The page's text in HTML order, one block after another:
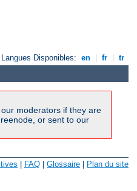
Langues Disponibles: en fr tr
moderators if they are
or sent to our
FAQ Glossaire Plan du site